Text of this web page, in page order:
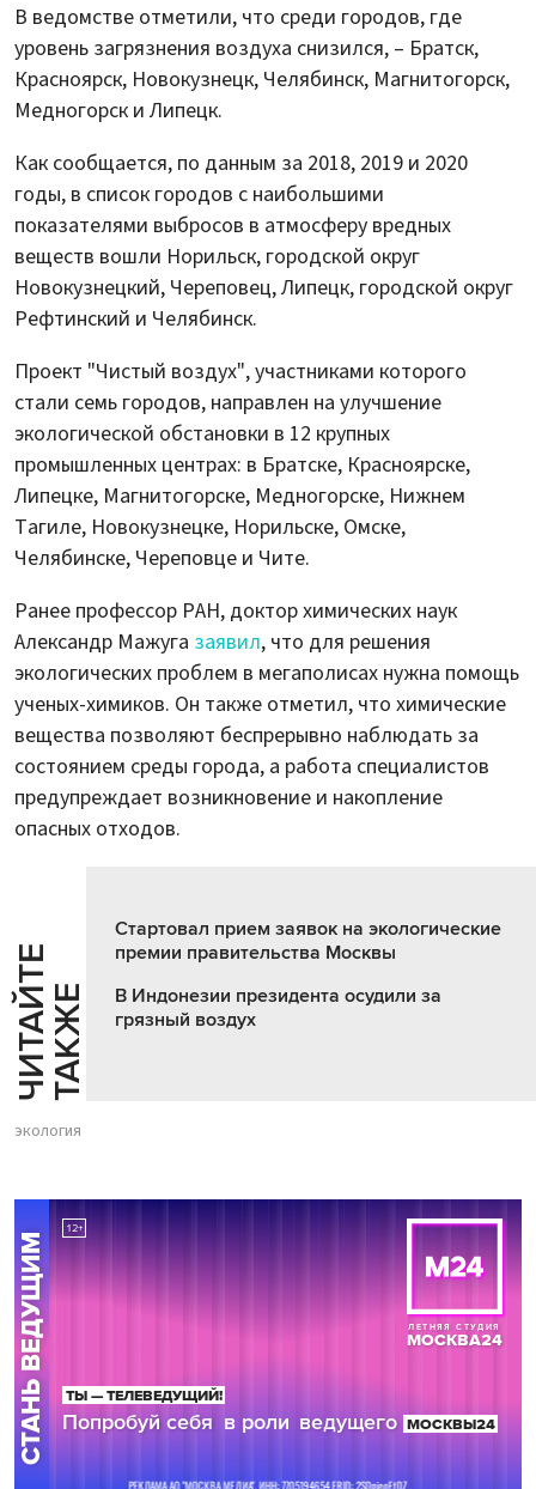
В ведомстве отметили, что среди городов, где
уровень загрязнения воздуха снизился, – Братск,
Красноярск, Новокузнецк, Челябинск, Магнитогорск,
Медногорск и Липецк.
Как сообщается, по данным за 2018, 2019 и 2020
годы, в список городов с наибольшими
показателями выбросов в атмосферу вредных
веществ вошли Норильск, городской округ
Новокузнецкий, Череповец, Липецк, городской округ
Рефтинский и Челябинск.
Проект "Чистый воздух", участниками которого
стали семь городов, направлен на улучшение
экологической обстановки в 12 крупных
промышленных центрах: в Братске, Красноярске,
Липецке, Магнитогорске, Медногорске, Нижнем
Тагиле, Новокузнецке, Норильске, Омске,
Челябинске, Череповце и Чите.
Ранее профессор РАН, доктор химических наук
Александр Мажуга заявил, что для решения
экологических проблем в мегаполисах нужна помощь
ученых-химиков. Он также отметил, что химические
вещества позволяют беспрерывно наблюдать за
состоянием среды города, а работа специалистов
предупреждает возникновение и накопление
опасных отходов.
Ч
И
Т
АЙ
Т
Е
Т
А
К
ЖЕ
Стартовал прием заявок на экологические
премии правительства Москвы
В Индонезии президента осудили за
грязный воздух
экология